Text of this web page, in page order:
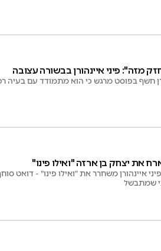
מזה": פיני איינהורן בבשורה עצובה
חשף בפוסט מרגש כי הוא מתמודד עם בעיה
את יצחק בן ארזה "ואילו פינו"
איינהורן משחרר את "ואילו פינו" - דואט
שמתבשל